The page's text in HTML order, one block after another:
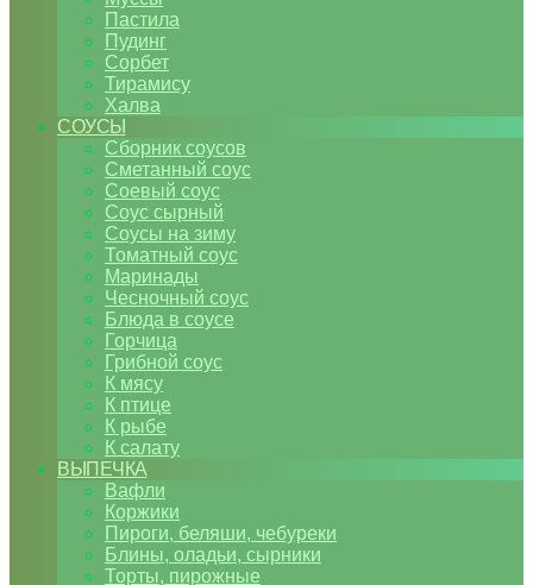
Пастила
Пудинг
Сорбет
Тирамису
Халва
СОУСЫ
Сборник соусов
Сметанный соус
Соевый соус
Соус сырный
Соусы на зиму
Томатный соус
Маринады
Чесночный соус
Блюда в соусе
Горчица
Грибной соус
К мясу
К птице
К рыбе
К салату
ВЫПЕЧКА
Вафли
Коржики
Пироги, беляши, чебуреки
Блины, оладьи, сырники
Торты, пирожные